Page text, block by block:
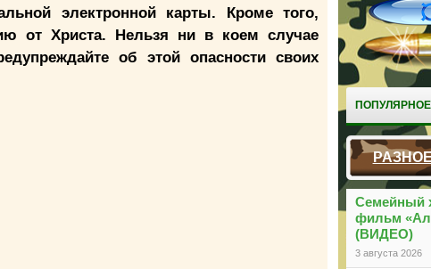
ПОПУЛЯРНОЕ
РАЗНОЕ
Семейный
фильм
(ВИДЕО)
3 августа 2026
электронной карты. Кроме того,
от Христа. Нельзя ни в коем случае
об этой опасности своих